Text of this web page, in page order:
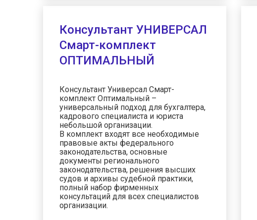
Консультант УНИВЕРСАЛ
Смарт-комплект
ОПТИМАЛЬНЫЙ
Консультант Универсал Смарт-
комплект Оптимальный –
универсальный подход для бухгалтера,
кадрового специалиста и юриста
небольшой организации.
В комплект входят все необходимые
правовые акты федерального
законодательства, основные
документы регионального
законодательства, решения высших
судов и архивы судебной практики,
полный набор фирменных
консультаций для всех специалистов
организации.